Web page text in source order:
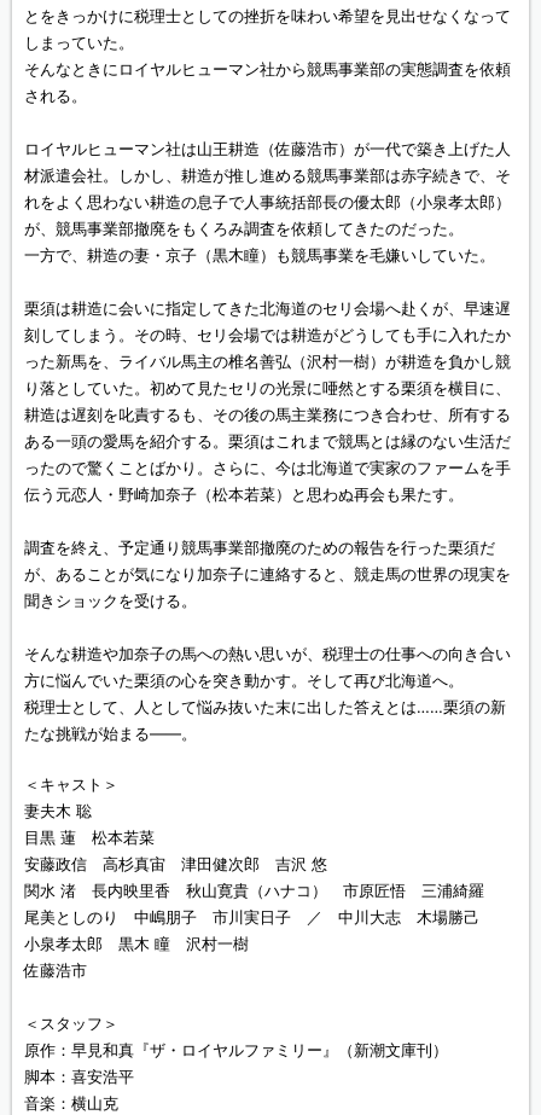
とをきっかけに税理士としての挫折を味わい希望を見出せなくなって
しまっていた。
そんなときにロイヤルヒューマン社から競馬事業部の実態調査を依頼
される。
ロイヤルヒューマン社は山王耕造（佐藤浩市）が一代で築き上げた人
材派遣会社。しかし、耕造が推し進める競馬事業部は赤字続きで、そ
れをよく思わない耕造の息子で人事統括部長の優太郎（小泉孝太郎）
が、競馬事業部撤廃をもくろみ調査を依頼してきたのだった。
一方で、耕造の妻・京子（黒木瞳）も競馬事業を毛嫌いしていた。
栗須は耕造に会いに指定してきた北海道のセリ会場へ赴くが、早速遅
刻してしまう。その時、セリ会場では耕造がどうしても手に入れたか
った新馬を、ライバル馬主の椎名善弘（沢村一樹）が耕造を負かし競
り落としていた。初めて見たセリの光景に唖然とする栗須を横目に、
耕造は遅刻を叱責するも、その後の馬主業務につき合わせ、所有する
ある一頭の愛馬を紹介する。栗須はこれまで競馬とは縁のない生活だ
ったので驚くことばかり。さらに、今は北海道で実家のファームを手
伝う元恋人・野崎加奈子（松本若菜）と思わぬ再会も果たす。
調査を終え、予定通り競馬事業部撤廃のための報告を行った栗須だ
が、あることが気になり加奈子に連絡すると、競走馬の世界の現実を
聞きショックを受ける。
そんな耕造や加奈子の馬への熱い思いが、税理士の仕事への向き合い
方に悩んでいた栗須の心を突き動かす。そして再び北海道へ。
税理士として、人として悩み抜いた末に出した答えとは……栗須の新
たな挑戦が始まる――。
＜キャスト＞
妻夫木 聡
目黒 蓮 松本若菜
安藤政信 高杉真宙 津田健次郎 吉沢 悠
関水 渚 長内映里香 秋山寛貴（ハナコ） 市原匠悟 三浦綺羅
尾美としのり 中嶋朋子 市川実日子 ／ 中川大志 木場勝己
小泉孝太郎 黒木 瞳 沢村一樹
佐藤浩市
＜スタッフ＞
原作：早見和真『ザ・ロイヤルファミリー』（新潮文庫刊）
脚本：喜安浩平
音楽：横山克